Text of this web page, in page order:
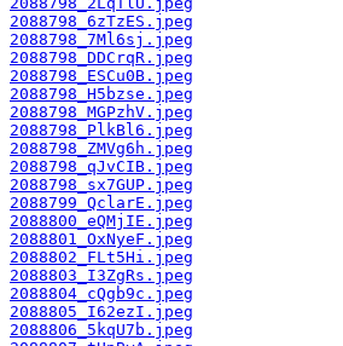
2088798_6zTzES.jpeg
2088798_7Ml6sj.jpeg
2088798_DDCrqR.jpeg
2088798_ESCu0B.jpeg
2088798_H5bzse.jpeg
2088798_MGPzhV.jpeg
2088798_PlkBl6.jpeg
2088798_ZMVg6h.jpeg
2088798_qJvCIB.jpeg
2088798_sx7GUP.jpeg
2088799_QclarE.jpeg
2088800_eQMjIE.jpeg
2088801_OxNyeF.jpeg
2088802_FLt5Hi.jpeg
2088803_I3ZgRs.jpeg
2088804_cQgb9c.jpeg
2088805_I62ezI.jpeg
2088806_5kqU7b.jpeg